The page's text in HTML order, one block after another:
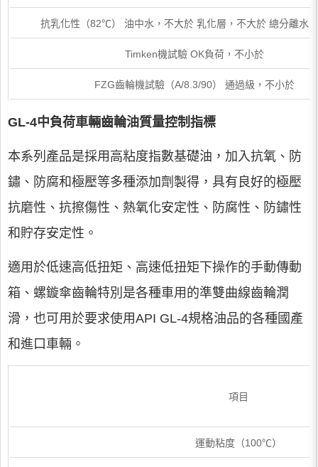
抗乳化性（82℃） 油中水，不大於 乳化層，不大於 總分離水
Timken機試驗 OK負荷，不小於
FZG齒輪機試驗（A/8.3/90） 通過級，不小於
GL-4中負荷車輛齒輪油質量控制指標
本系列產品是採用高粘度指數基礎油，加入抗氧、防
鏽、防腐和極壓等多種添加劑製得，具有良好的極壓
抗磨性、抗擦傷性、熱氧化安定性、防腐性、防鏽性
和貯存安定性。
適用於低速高低扭矩、高速低扭矩下操作的手動傳動
箱、螺鏇傘齒輪特別是各種車用的準雙曲線齒輪潤
滑，也可用於要求使用API GL-4規格油品的各種國產
和進口車輛。
項目
運動粘度（100℃）